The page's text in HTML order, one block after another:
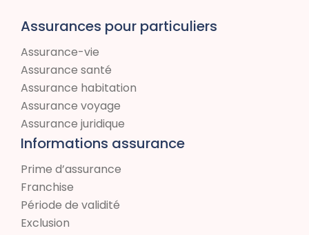
Assurances pour particuliers
Assurance-vie
Assurance santé
Assurance habitation
Assurance voyage
Assurance juridique
Informations assurance
Prime d’assurance
Franchise
Période de validité
Exclusion